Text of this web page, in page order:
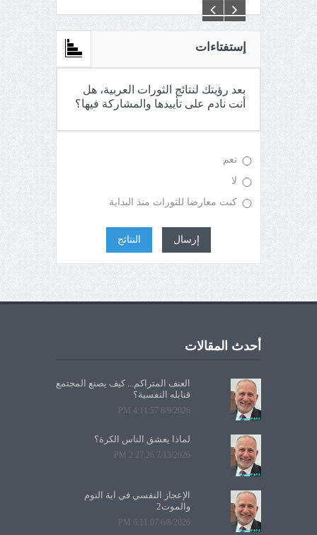
إستفتاءات
بعد رؤيتك لنتائج الثورات العربية، هل
أنت نادم على تأييدها والمشاركة فيها؟
نعم
لا
كنت معارضا للثورات منذ البداية
إرسال النتائج
أحدث المقالات
العنف المتراكم... كيف يصنع المجتمع
قنابله النفسية؟
8/9/2026 4:11:57 PM
لماذا يعشق الناس الكرة؟
7/13/2026 2:27:26 PM
الإعجاز النفسي في آية النوم
والموت2
6/8/2026 6:11:07 PM